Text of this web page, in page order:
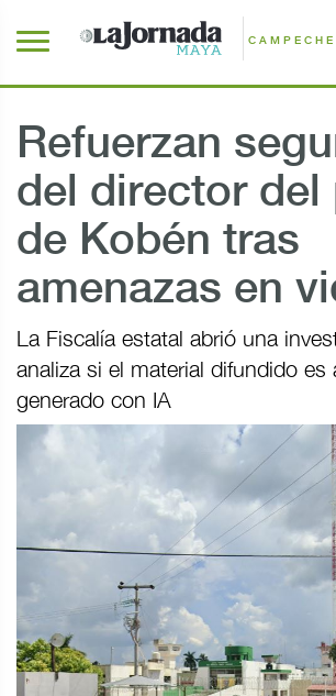
CAMPECHE
Refuerzan
del director del
de Kobén tras
amenazas en
La Fiscalía estatal abrió una
analiza si el material difundido es
generado con IA